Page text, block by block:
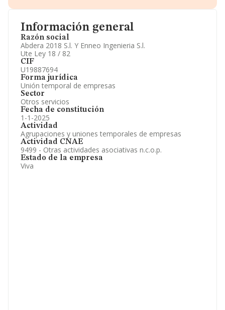
Información general
Razón social
Abdera 2018 S.l. Y Enneo Ingenieria S.l.
Ute Ley 18 / 82
CIF
U19887694
Forma jurídica
Unión temporal de empresas
Sector
Otros servicios
Fecha de constitución
1-1-2025
Actividad
Agrupaciones y uniones temporales de empresas
Actividad CNAE
9499 - Otras actividades asociativas n.c.o.p.
Estado de la empresa
Viva
Accionistas.
Artículos de prensa publicados sobre la empresa.
Información oficial y registral complementaria.